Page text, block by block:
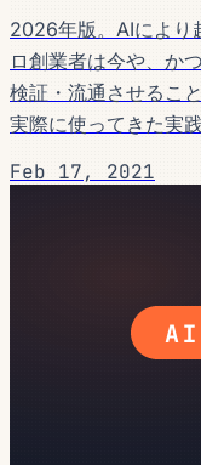
2026年版。AIにより
ロ創業者は今や、か
検証・流通させるこ
実際に使ってきた実
Feb 17, 2021